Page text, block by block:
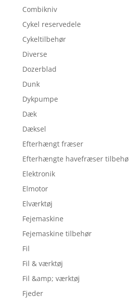
Combikniv
Cykel reservedele
Cykeltilbehør
Diverse
Dozerblad
Dunk
Dykpumpe
Dæk
Dæksel
Efterhængt fræser
Efterhængte havefræser tilbehø
Elektronik
Elmotor
Elværktøj
Fejemaskine
Fejemaskine tilbehør
Fil
Fil & værktøj
Fil &amp; værktøj
Fjeder